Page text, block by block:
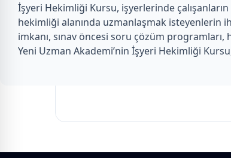
İşyeri Hekimliği Kursu, işyerlerinde
hekimliği alanında uzmanlaşmak isteyenlerin
imkanı, sınav öncesi soru çözüm
Yeni Uzman Akademi’nin İşyeri Hekimliği